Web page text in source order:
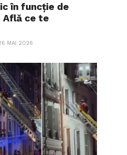
în funcție de
Află ce te
MAI 2026